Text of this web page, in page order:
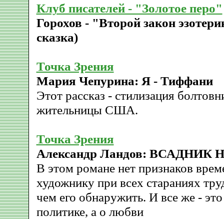
Клуб писателей - "Золотое перо"
Горохов - "Второй закон
сказка)
Точка Зрения
Мария Чепурина: Я - Тиффани
Этот рассказ - стилизация
жительницы США.
Точка Зрения
Александр Ландов:
В этом романе нет признаков
художнику при всех стараниях
чем его обнаружить. И все же -
политике, а о любви